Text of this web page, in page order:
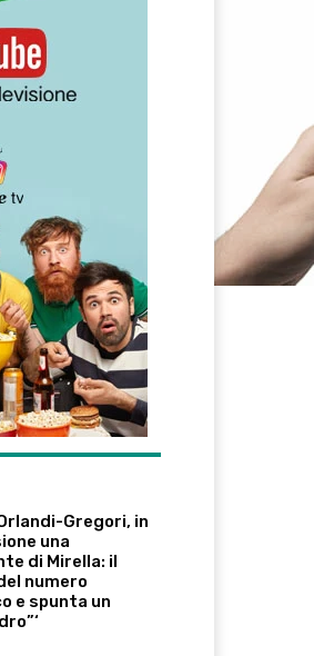
Gregori, in
una
di Mirella: il
numero
e spunta un